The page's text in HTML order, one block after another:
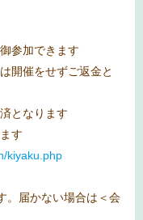
参加できます
開催をせずご返金と
となります
す
kiyaku.php
。届かない場合は＜会